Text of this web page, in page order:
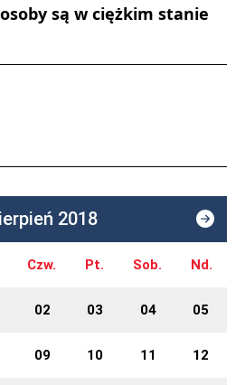
są w ciężkim stanie
2018
Czw. Pt. Sob. Nd.
02 03 04 05
09 10 11 12